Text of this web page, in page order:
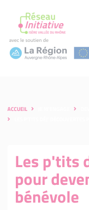
ACCUEIL
Les p'tits
pour
bénévole